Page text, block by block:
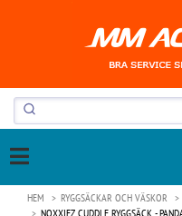
HEM RYGGSÄCKAR OCH VÄSKOR
NOXXIEZ CUDDLE RYGGSÄCK -